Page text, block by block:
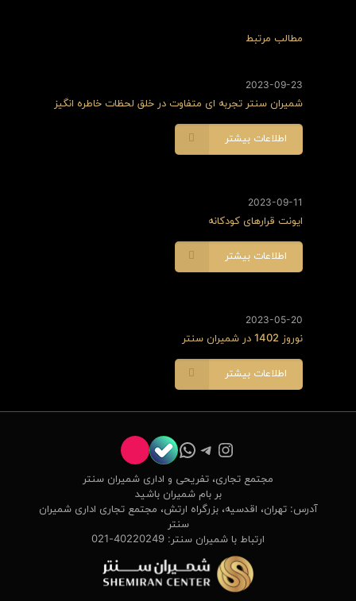
مطالب مرتبط
2023-09-23
شمیران سنتر تجربه ای متفاوت در خلق لحظات خاطره انگیز
اطلاعات بیشتر
2023-09-11
ایونت قرارهای کودکانه
اطلاعات بیشتر
2023-05-20
نوروز 1402 در شمیران سنتر
اطلاعات بیشتر
اینستاگرم
تلگرام
واتس‌اپ
اسپاتیفای
وردپرس
مجتمع تجاری، تفریحی و اداری شمیران سنتر
بر بام شمیران باشید
آدرس: تهران، اقدسیه، بزرگراه ارتش، مجتمع تجاری اداری شمیران
سنتر
ارتباط با شمیران سنتر: 40220249-021